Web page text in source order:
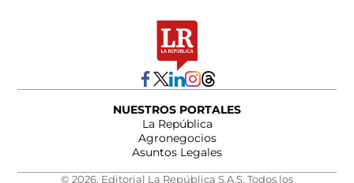
NUESTROS PORTALES
La República
Agronegocios
Asuntos Legales
© 2026, Editorial La República S.A.S. Todos los